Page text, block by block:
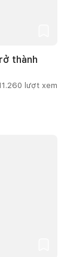
thành
lượt xem